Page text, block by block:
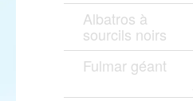
Albatros à
sourcils noirs
Fulmar géant